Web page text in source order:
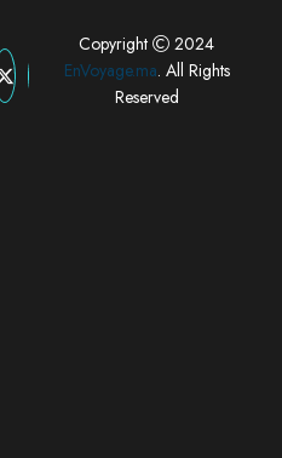
Copyright
2024
EnVoyage.ma. All Rights
Reserved